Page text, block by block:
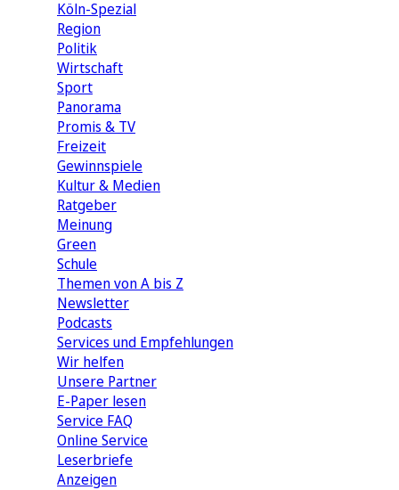
Köln-Spezial
Region
Politik
Wirtschaft
Sport
Panorama
Promis & TV
Freizeit
Gewinnspiele
Kultur & Medien
Ratgeber
Meinung
Green
Schule
Themen von A bis Z
Newsletter
Podcasts
Services und Empfehlungen
Wir helfen
Unsere Partner
E-Paper lesen
Service FAQ
Online Service
Leserbriefe
Anzeigen